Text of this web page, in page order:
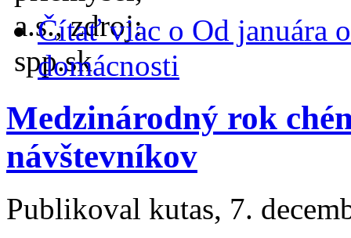
Čítať viac o Od januára
domácnosti
Medzinárodný rok
návštevníkov
Publikoval kutas, 7.